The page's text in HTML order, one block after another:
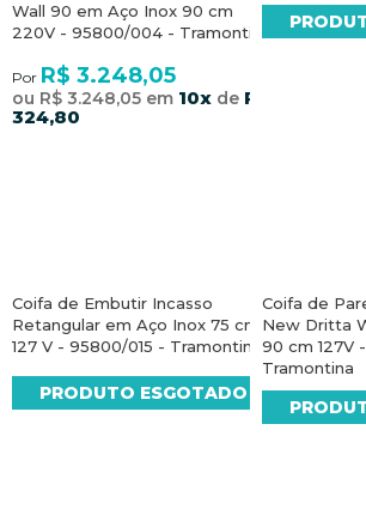
Wall 90 em Aço Inox 90 cm
220V - 95800/004 - Tramontina
Por R$ 3.248,05
ou R$ 3.248,05 em 10xde R$
324,80
Coifa de Embutir Incasso
Retangular em Aço Inox 75 cm
127 V - 95800/015 - Tramontina
PRODUTO ESGOTADO
Coifa de
New Dritta
90 cm 127V
Tramontina